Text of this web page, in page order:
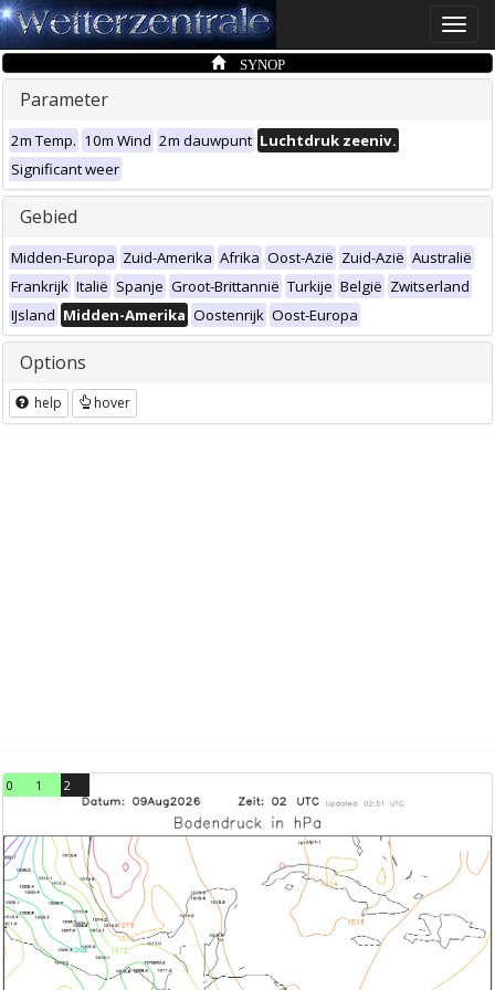
Toggle
SYNOP
Parameter
2m Temp. 10m Wind 2m dauwpunt Luchtdruk zeeniv.
Significant weer
Gebied
Midden-Europa Zuid-Amerika Afrika Oost-Azië Zuid-Azië Australië
Frankrijk Italië Spanje Groot-Brittannië Turkije België Zwitserland
IJsland Midden-Amerika Oostenrijk Oost-Europa
Options
help hover
0 1 2